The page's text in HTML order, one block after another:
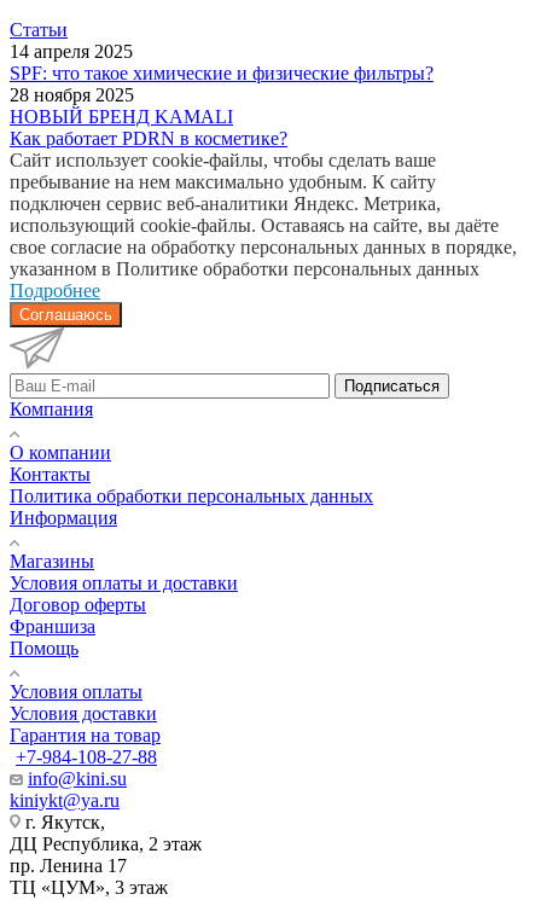
Статьи
14 апреля 2025
SPF: что такое химические и физические фильтры?
28 ноября 2025
НОВЫЙ БРЕНД KAMALI
Как работает PDRN в косметике?
Сайт использует cookie-файлы, чтобы сделать ваше
пребывание на нем максимально удобным. К cайту
подключен сервис веб-аналитики Яндекс. Метрика,
использующий cookie-файлы. Оставаясь на сайте, вы даёте
свое согласие на обработку персональных данных в порядке,
указанном в Политике обработки персональных данных
Подробнее
Соглашаюсь
Подписаться
Компания
О компании
Контакты
Политика обработки персональных данных
Информация
Магазины
Условия оплаты и доставки
Договор оферты
Франшиза
Помощь
Условия оплаты
Условия доставки
Гарантия на товар
+7-984-108-27-88
info@kini.su
kiniykt@ya.ru
г. Якутск, ​‌
ДЦ Республика, 2 этаж
‌‌пр. Ленина 17
‌ТЦ «ЦУМ», 3 этаж